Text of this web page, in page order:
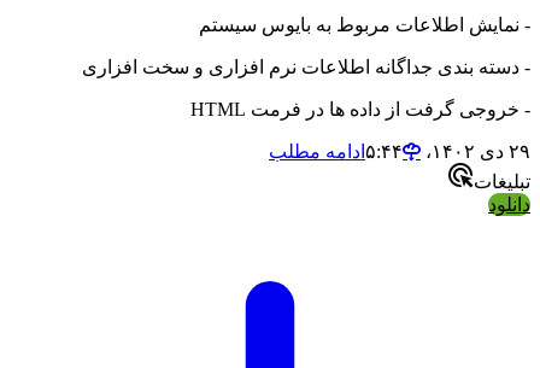
- نمایش اطلاعات مربوط به بایوس سیستم
- دسته بندی جداگانه اطلاعات نرم افزاری و سخت افزاری
- خروجی گرفت از داده ها در فرمت HTML
۲۹ دی ۱۴۰۲،‏ ۵:۴۴
ادامه مطلب
تبلیغات
دانلود